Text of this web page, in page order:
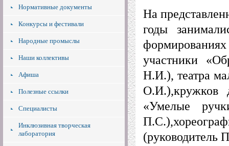
Нормативные документы
Конкурсы и фестивали
Народные промыслы
Наши коллективы
Афиша
Полезные ссылки
Специалисты
Инклюзивная творческая
лаборатория
На
годы
участники
Н.И.), театра
О.И.),кружков
«Умелые
(руководитель